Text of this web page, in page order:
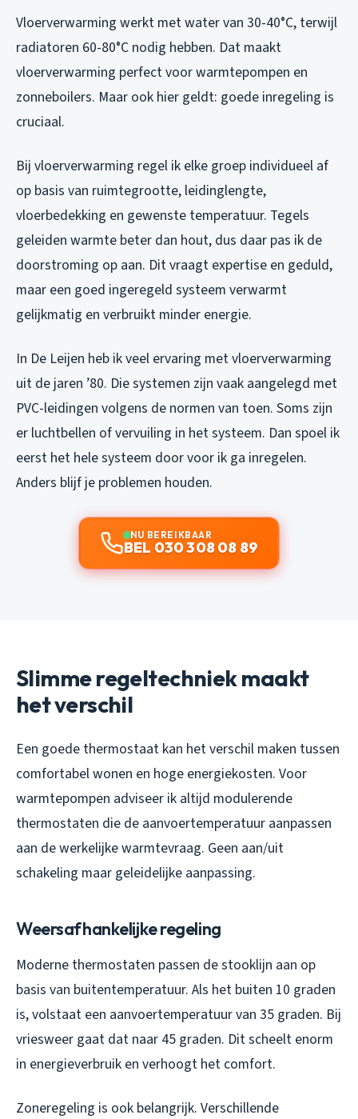
Vloerverwarming werkt met water van 30-40°C, terwijl
radiatoren 60-80°C nodig hebben. Dat maakt
vloerverwarming perfect voor warmtepompen en
zonneboilers. Maar ook hier geldt: goede inregeling is
cruciaal.
Bij vloerverwarming regel ik elke groep individueel af
op basis van ruimtegrootte, leidinglengte,
vloerbedekking en gewenste temperatuur. Tegels
geleiden warmte beter dan hout, dus daar pas ik de
doorstroming op aan. Dit vraagt expertise en geduld,
maar een goed ingeregeld systeem verwarmt
gelijkmatig en verbruikt minder energie.
In De Leijen heb ik veel ervaring met vloerverwarming
uit de jaren ’80. Die systemen zijn vaak aangelegd met
PVC-leidingen volgens de normen van toen. Soms zijn
er luchtbellen of vervuiling in het systeem. Dan spoel ik
eerst het hele systeem door voor ik ga inregelen.
Anders blijf je problemen houden.
NU BEREIKBAAR
BEL 030 308 08 89
Slimme regeltechniek maakt
het verschil
Een goede thermostaat kan het verschil maken tussen
comfortabel wonen en hoge energiekosten. Voor
warmtepompen adviseer ik altijd modulerende
thermostaten die de aanvoertemperatuur aanpassen
aan de werkelijke warmtevraag. Geen aan/uit
schakeling maar geleidelijke aanpassing.
Weersafhankelijke regeling
Moderne thermostaten passen de stooklijn aan op
basis van buitentemperatuur. Als het buiten 10 graden
is, volstaat een aanvoertemperatuur van 35 graden. Bij
vriesweer gaat dat naar 45 graden. Dit scheelt enorm
in energieverbruik en verhoogt het comfort.
Zoneregeling is ook belangrijk. Verschillende